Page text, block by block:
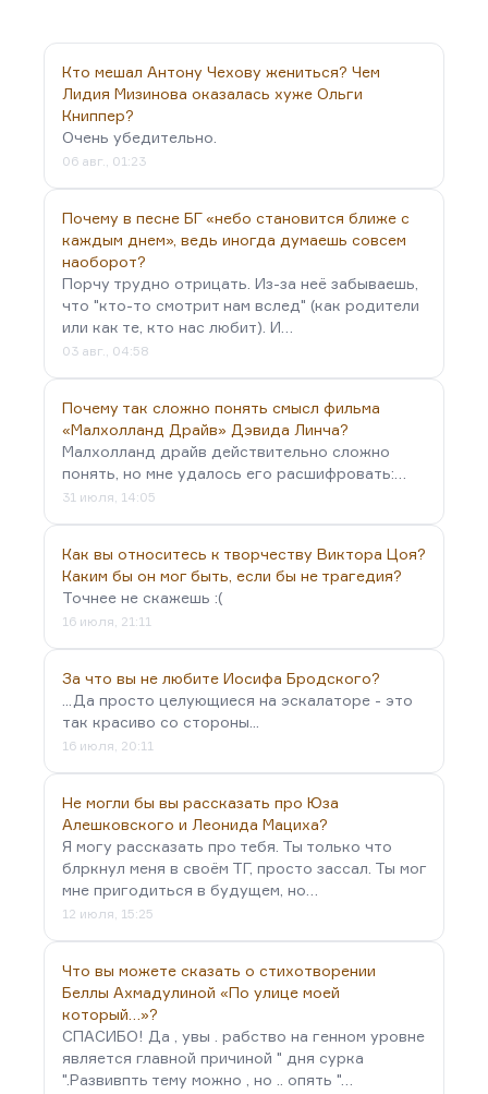
них думать и говорить. Я думаю, если бы Илью
Зверева поместить…
Кто мешал Антону Чехову жениться? Чем
Лидия Мизинова оказалась хуже Ольги
Книппер?
Очень убедительно.
06 авг., 01:23
Почему в песне БГ «небо становится ближе с
каждым днем», ведь иногда думаешь совсем
наоборот?
Порчу трудно отрицать. Из-за неё забываешь,
что "кто-то смотрит нам вслед" (как родители
или как те, кто нас любит). И…
03 авг., 04:58
Почему так сложно понять смысл фильма
«Малхолланд Драйв» Дэвида Линча?
Малхолланд драйв действительно сложно
понять, но мне удалось его расшифровать:…
31 июля, 14:05
Как вы относитесь к творчеству Виктора Цоя?
Каким бы он мог быть, если бы не трагедия?
Точнее не скажешь :(
16 июля, 21:11
За что вы не любите Иосифа Бродского?
...Да просто целующиеся на эскалаторе - это
так красиво со стороны...
16 июля, 20:11
Не могли бы вы рассказать про Юза
Алешковского и Леонида Мациха?
Я могу рассказать про тебя. Ты только что
блркнул меня в своём ТГ, просто зассал. Ты мог
мне пригодиться в будущем, но…
12 июля, 15:25
Что вы можете сказать о стихотворении
Беллы Ахмадулиной «По улице моей
который…»?
СПАСИБО! Да , увы . рабство на генном уровне
является главной причиной " дня сурка
".Развивпть тему можно , но .. опять "…